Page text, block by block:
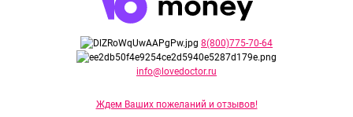
8(800)775-70-64
info@lovedoctor.ru
Ждем Ваших пожеланий и отзывов!